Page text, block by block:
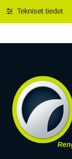
Tekniset tiedot